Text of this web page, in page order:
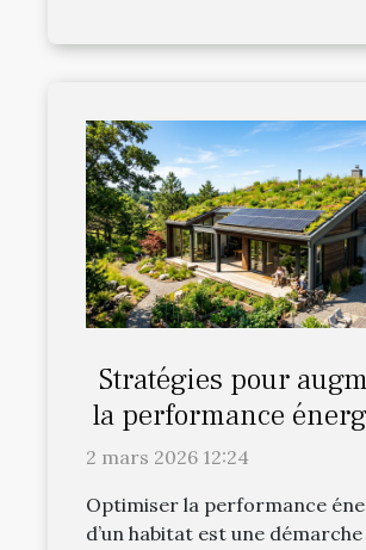
Stratégies pour
la performance
de votre habitat
2 mars 2026 12:24
Optimiser la performance
d’un habitat est une démarche